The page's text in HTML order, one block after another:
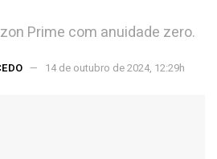
Prime com anuidade zero.
14 de outubro de 2024, 12:29h